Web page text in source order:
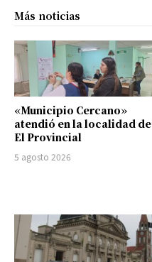
Más noticias
«Municipio Cercano»
atendió en la localidad de
El Provincial
5 agosto 2026